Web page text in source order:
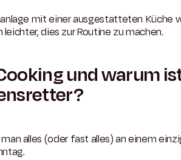
mit einer ausgestatteten Küche
leichter, dies zur Routine zu machen.
und warum
alles (oder fast alles) an einem